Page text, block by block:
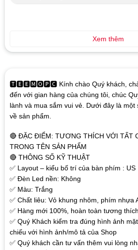
🆃🅴🅴🅼🅾🅿🅲 Kính chào Quý khách,
đến với gian hàng của chúng tôi, chúc
lành và mua sắm vui vẻ. Dưới đây là một
về sản phẩm.
🔴 ĐẶC ĐIỂM: TƯƠNG THÍCH VỚI TẤT
TRONG TÊN SẢN PHẨM
🔴 THÔNG SỐ KỸ THUẬT
✅ Layout – kiểu bố trí của bàn phím : US
✅ Đèn Led nền: Không
✅ Màu: Trắng
✅ Chất liêu: Vỏ khung nhôm, phím nhựa
✅ Hàng mới 100%, hoàn toàn tương
✅ Quý Khách kiểm tra đúng hình ảnh
chiếu với hình ảnh/mô tả của Shop
✅ Quý khách cần tư vấn thêm vui lòng
Xem thêm